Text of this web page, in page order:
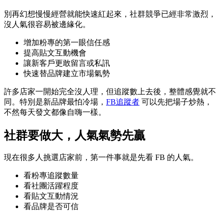
別再幻想慢慢經營就能快速紅起來，社群競爭已經非常激烈，
沒人氣很容易被邊緣化。
增加粉專的第一眼信任感
提高貼文互動機會
讓新客戶更敢留言或私訊
快速替品牌建立市場氣勢
許多店家一開始完全沒人理，但追蹤數上去後，整體感覺就不
同。特別是新品牌最怕冷場， FB追蹤者 可以先把場子炒熱，
不然每天發文都像自嗨一樣。
社群要做大，人氣氣勢先贏
現在很多人挑選店家前，第一件事就是先看 FB 的人氣。
看粉專追蹤數量
看社團活躍程度
看貼文互動情況
看品牌是否可信